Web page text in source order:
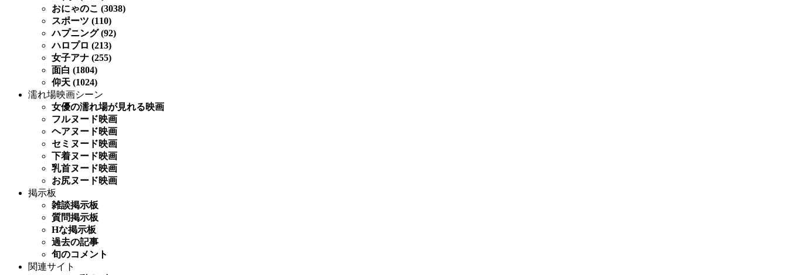
おにゃのこ (3038)
スポーツ (110)
ハプニング (92)
ハロプロ (213)
女子アナ (255)
面白 (1804)
仰天 (1024)
濡れ場映画シーン
女優の濡れ場が見れる映画
フルヌード映画
ヘアヌード映画
セミヌード映画
下着ヌード映画
乳首ヌード映画
お尻ヌード映画
掲示板
雑談掲示板
質問掲示板
Hな掲示板
過去の記事
旬のコメント
関連サイト